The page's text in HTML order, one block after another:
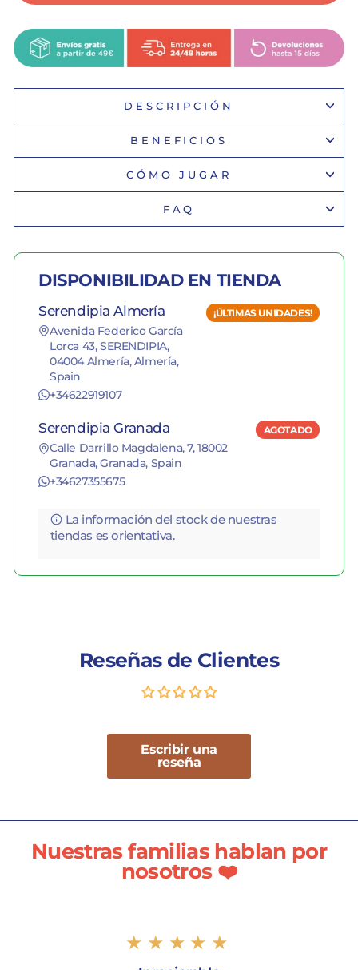
DESCRIPCIÓN
BENEFICIOS
CÓMO JUGAR
FAQ
DISPONIBILIDAD EN TIENDA
Serendipia Almería
Avenida Federico García
Lorca 43, SERENDIPIA,
04004 Almería, Almería,
Spain
+34622919107
¡ÚLTIMAS UNIDADES!
Serendipia Granada
Calle Darrillo Magdalena, 7, 18002
Granada, Granada, Spain
+34627355675
AGOTADO
La información del stock de nuestras
tiendas es orientativa.
Reseñas de Clientes
Escribir una
reseña
Nuestras familias hablan por
nosotros ❤️
★★★★★